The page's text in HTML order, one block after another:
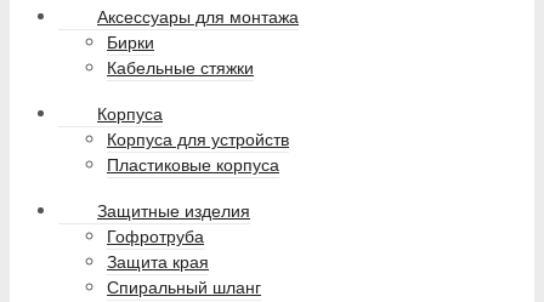
Аксессуары для монтажа
Бирки
Кабельные стяжки
Корпуса
Корпуса для устройств
Пластиковые корпуса
Защитные изделия
Гофротруба
Защита края
Спиральный шланг